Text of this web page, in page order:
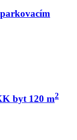
byt 120 m2